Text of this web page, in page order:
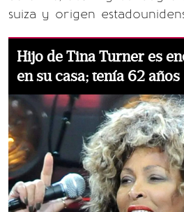
suiza y origen
Hijo de Tina Turner es
en su casa; tenía 62 años